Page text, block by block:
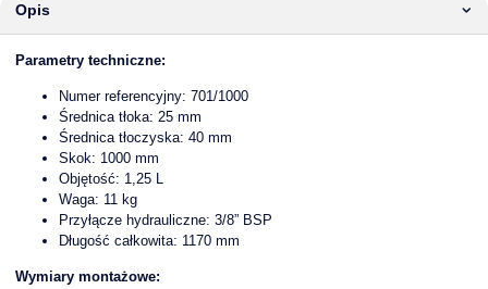
Opis
Parametry techniczne:
Numer referencyjny: 701/1000
Średnica tłoka: 25 mm
Średnica tłoczyska: 40 mm
Skok: 1000 mm
Objętość: 1,25 L
Waga: 11 kg
Przyłącze hydrauliczne: 3/8” BSP
Długość całkowita: 1170 mm
Wymiary montażowe: